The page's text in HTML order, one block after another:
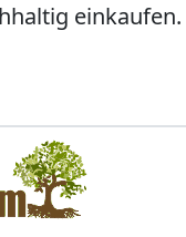
einkaufen.